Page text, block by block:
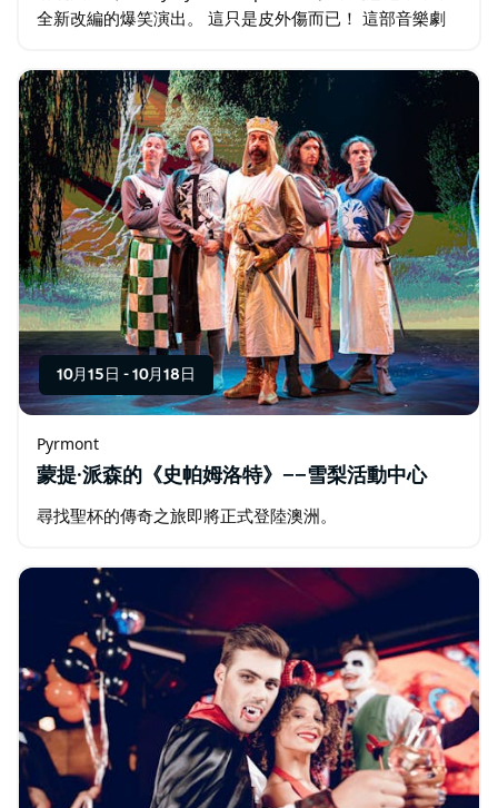
全新改編的爆笑演出。 這只是皮外傷而已！ 這部音樂劇
and the…
10月15日 - 10月18日
Pyrmont
蒙提·派森的《史帕姆洛特》——雪梨活動中心
尋找聖杯的傳奇之旅即將正式登陸澳洲。